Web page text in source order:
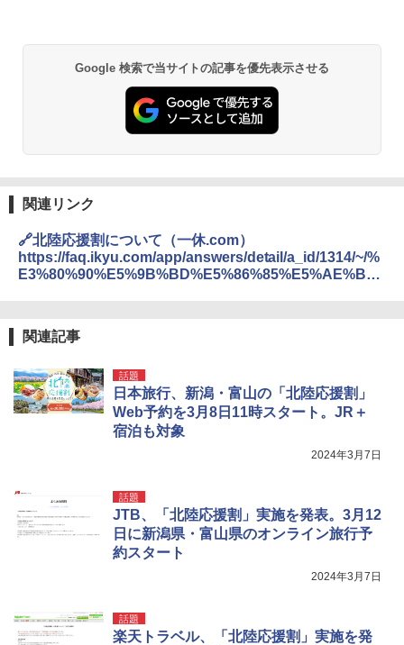
Google 検索で当サイトの記事を優先表示させる
関連リンク
🔗北陸応援割について（一休.com）
https://faq.ikyu.com/app/answers/detail/a_id/1314/~/%
E3%80%90%E5%9B%BD%E5%86%85%E5%AE%BF
EF%BC%881%2F31%E6%9B%B4%E6%96%B0%EF%
BC%89%E5%8C%97%E9%99%B8%E5%BF%9C%E6
%81%84%E3%81%A6
関連記事
話題
日本旅行、新潟・富山の「北陸応援割」
Web予約を3月8日11時スタート。JR＋
宿泊も対象
2024年3月7日
話題
JTB、「北陸応援割」実施を発表。3月12
日に新潟県・富山県のオンライン旅行予
約スタート
2024年3月7日
話題
楽天トラベル、「北陸応援割」実施を発